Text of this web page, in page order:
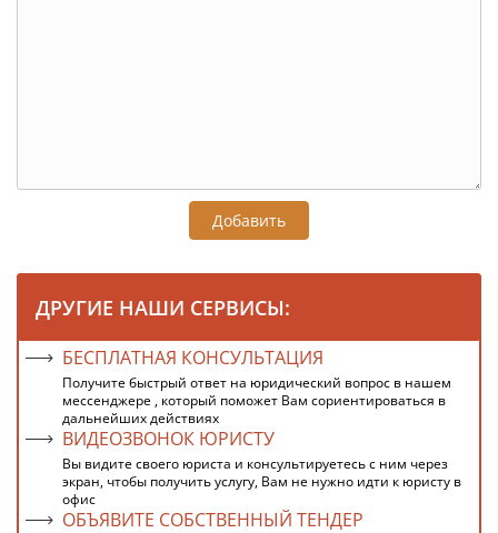
Добавить
ДРУГИЕ НАШИ СЕРВИСЫ:
БЕСПЛАТНАЯ КОНСУЛЬТАЦИЯ
Получите быстрый ответ на юридический вопрос в нашем
мессенджере , который поможет Вам сориентироваться в
дальнейших действиях
ВИДЕОЗВОНОК ЮРИСТУ
Вы видите своего юриста и консультируетесь с ним через
экран, чтобы получить услугу, Вам не нужно идти к юристу в
офис
ОБЪЯВИТЕ СОБСТВЕННЫЙ ТЕНДЕР